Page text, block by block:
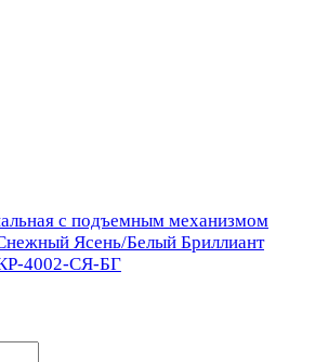
с подъемным механизмом
Ясень/Белый Бриллиант
4002-СЯ-БГ